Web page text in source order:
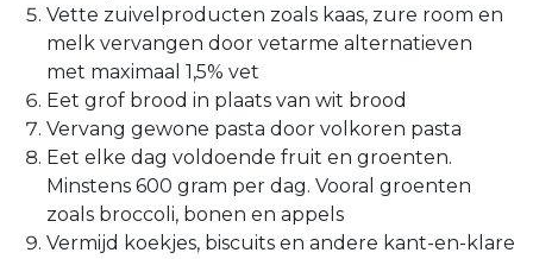
Vette zuivelproducten zoals kaas, zure room en
melk vervangen door vetarme alternatieven
met maximaal 1,5% vet
Eet grof brood in plaats van wit brood
Vervang gewone pasta door volkoren pasta
Eet elke dag voldoende fruit en groenten.
Minstens 600 gram per dag. Vooral groenten
zoals broccoli, bonen en appels
Vermijd koekjes, biscuits en andere kant-en-klare